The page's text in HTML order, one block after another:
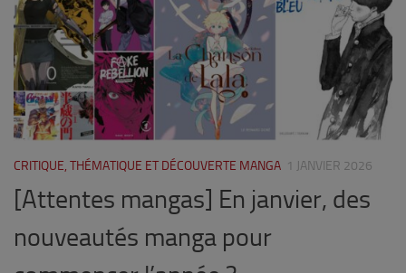
CRITIQUE, THÉMATIQUE ET DÉCOUVERTE MANGA 1 JANVIER 2026
[Attentes mangas] En janvier, des
nouveautés manga pour